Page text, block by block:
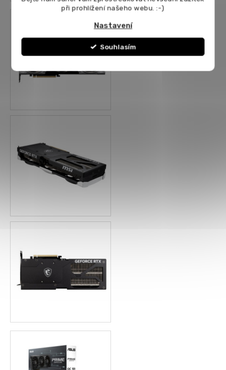
při prohlížení našeho webu. :-)
Nastavení
Souhlasím